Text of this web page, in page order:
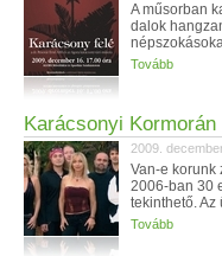
A műsorban
dalok
Tovább
Karácsonyi
2009.
Van-e korunk
2006-ban 30
tekinthető. Az
Tovább